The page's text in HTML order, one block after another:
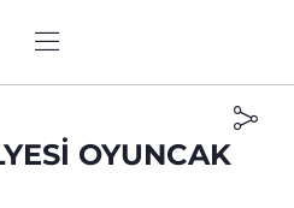
OYUNCAK